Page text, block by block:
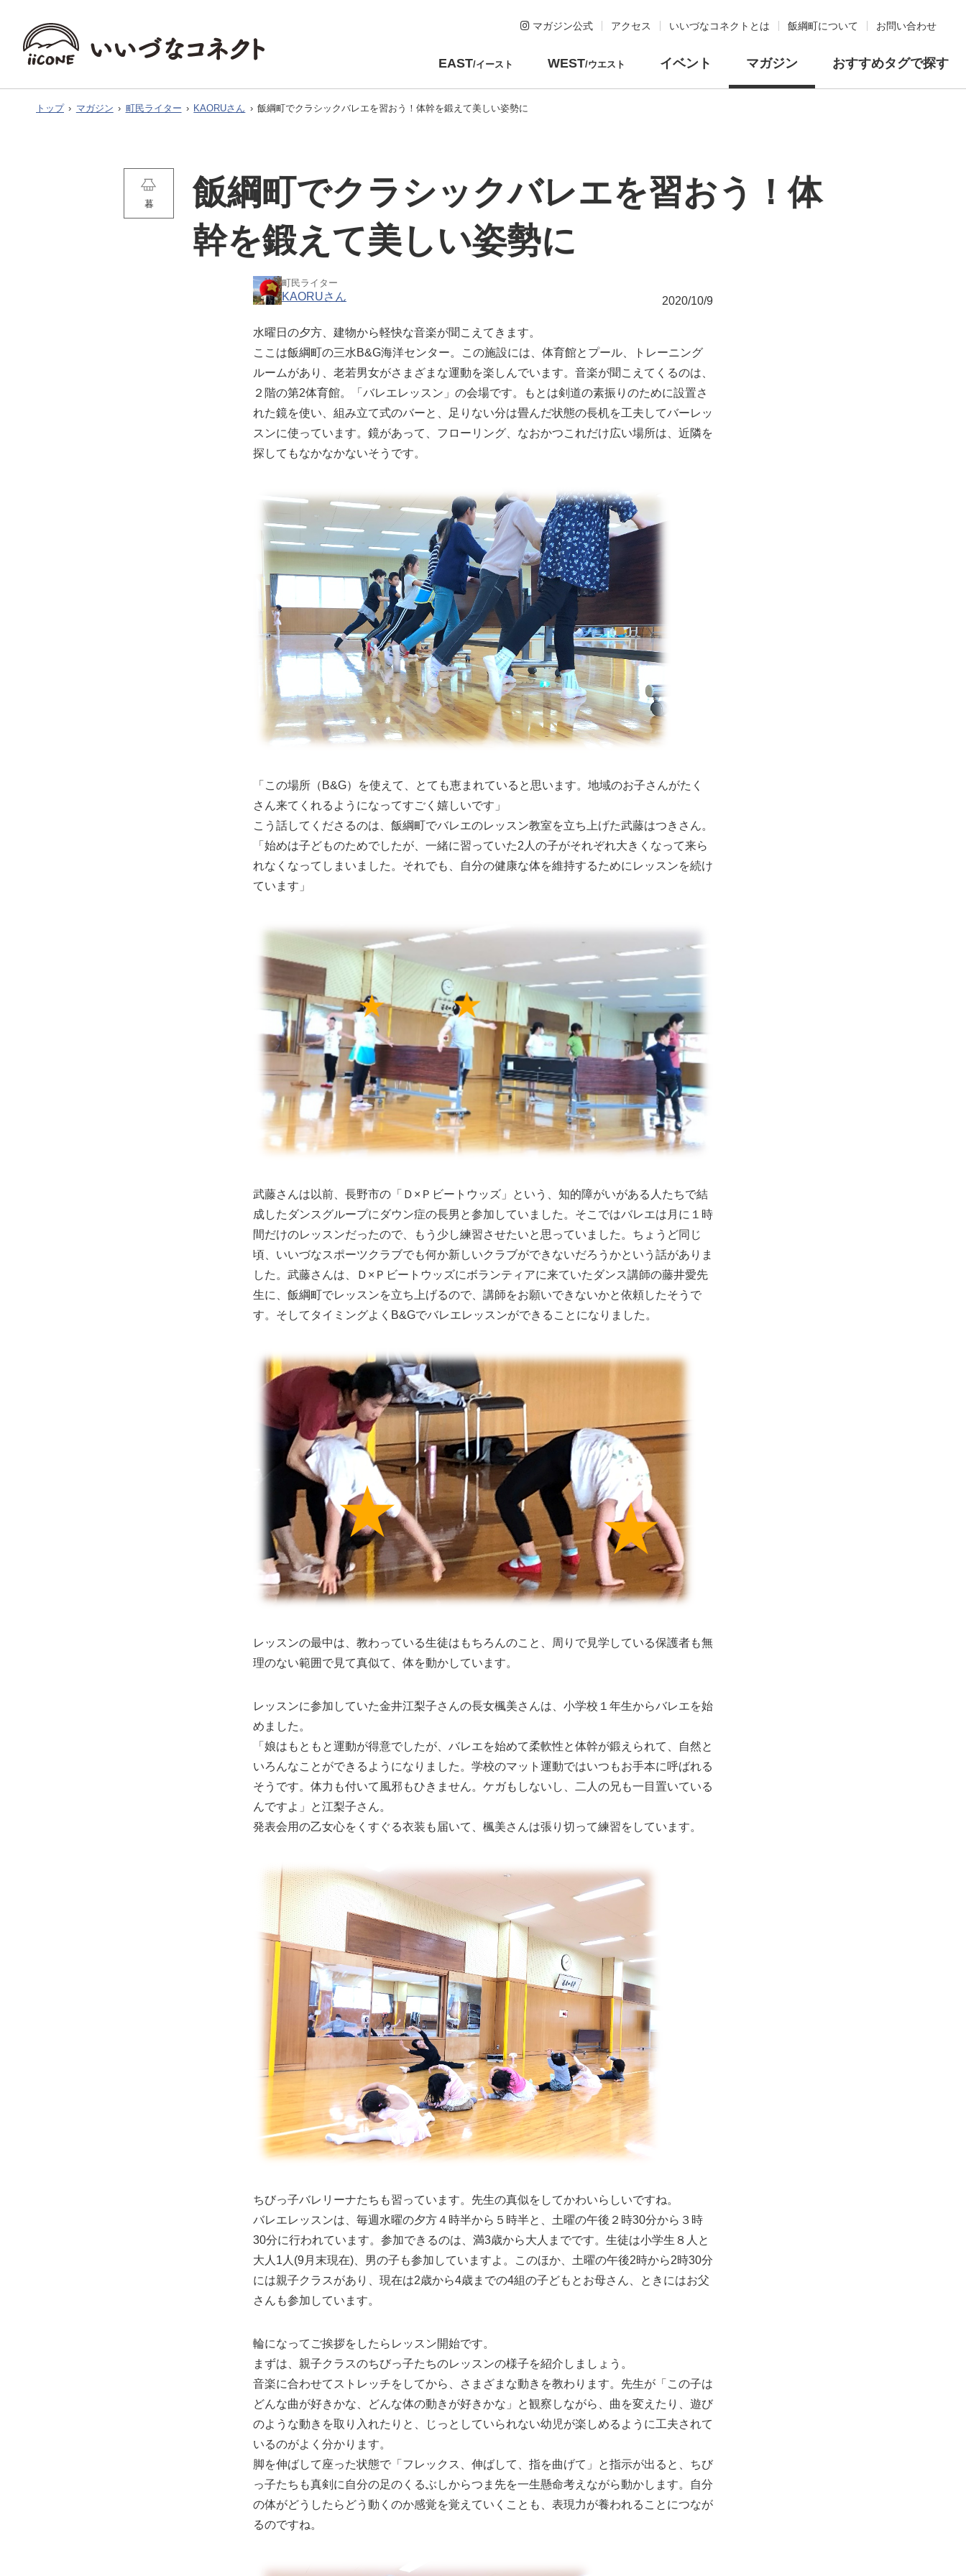
マガジン公式 アクセス いいづなコネクトとは 飯綱町について お問い合わせ
EAST/イースト WEST/ウエスト イベント マガジン おすすめタグで探す
トップ › マガジン › 町民ライター › KAORUさん › 飯綱町でクラシックバレエを習おう！体幹を鍛えて美しい姿勢に
暮
飯綱町でクラシックバレエを習おう！体
幹を鍛えて美しい姿勢に
町民ライター
KAORUさん 2020/10/9
水曜日の夕方、建物から軽快な音楽が聞こえてきます。
ここは飯綱町の三水B&G海洋センター。この施設には、体育館とプール、トレーニング
ルームがあり、老若男女がさまざまな運動を楽しんでいます。音楽が聞こえてくるのは、
２階の第2体育館。「バレエレッスン」の会場です。もとは剣道の素振りのために設置さ
れた鏡を使い、組み立て式のバーと、足りない分は畳んだ状態の長机を工夫してバーレッ
スンに使っています。鏡があって、フローリング、なおかつこれだけ広い場所は、近隣を
探してもなかなかないそうです。
「この場所（B&G）を使えて、とても恵まれていると思います。地域のお子さんがたく
さん来てくれるようになってすごく嬉しいです」
こう話してくださるのは、飯綱町でバレエのレッスン教室を立ち上げた武藤はつきさん。
「始めは子どものためでしたが、一緒に習っていた2人の子がそれぞれ大きくなって来ら
れなくなってしまいました。それでも、自分の健康な体を維持するためにレッスンを続け
ています」
武藤さんは以前、長野市の「Ｄ×Ｐビートウッズ」という、知的障がいがある人たちで結
成したダンスグループにダウン症の長男と参加していました。そこではバレエは月に１時
間だけのレッスンだったので、もう少し練習させたいと思っていました。ちょうど同じ
頃、いいづなスポーツクラブでも何か新しいクラブができないだろうかという話がありま
した。武藤さんは、Ｄ×Ｐビートウッズにボランティアに来ていたダンス講師の藤井愛先
生に、飯綱町でレッスンを立ち上げるので、講師をお願いできないかと依頼したそうで
す。そしてタイミングよくB&Gでバレエレッスンができることになりました。
レッスンの最中は、教わっている生徒はもちろんのこと、周りで見学している保護者も無
理のない範囲で見て真似て、体を動かしています。
レッスンに参加していた金井江梨子さんの長女楓美さんは、小学校１年生からバレエを始
めました。
「娘はもともと運動が得意でしたが、バレエを始めて柔軟性と体幹が鍛えられて、自然と
いろんなことができるようになりました。学校のマット運動ではいつもお手本に呼ばれる
そうです。体力も付いて風邪もひきません。ケガもしないし、二人の兄も一目置いている
んですよ」と江梨子さん。
発表会用の乙女心をくすぐる衣装も届いて、楓美さんは張り切って練習をしています。
ちびっ子バレリーナたちも習っています。先生の真似をしてかわいらしいですね。
バレエレッスンは、毎週水曜の夕方４時半から５時半と、土曜の午後２時30分から３時
30分に行われています。参加できるのは、満3歳から大人までです。生徒は小学生８人と
大人1人(9月末現在)、男の子も参加していますよ。このほか、土曜の午後2時から2時30分
には親子クラスがあり、現在は2歳から4歳までの4組の子どもとお母さん、ときにはお父
さんも参加しています。
輪になってご挨拶をしたらレッスン開始です。
まずは、親子クラスのちびっ子たちのレッスンの様子を紹介しましょう。
音楽に合わせてストレッチをしてから、さまざまな動きを教わります。先生が「この子は
どんな曲が好きかな、どんな体の動きが好きかな」と観察しながら、曲を変えたり、遊び
のような動きを取り入れたりと、じっとしていられない幼児が楽しめるように工夫されて
いるのがよく分かります。
脚を伸ばして座った状態で「フレックス、伸ばして、指を曲げて」と指示が出ると、ちび
っ子たちも真剣に自分の足のくるぶしからつま先を一生懸命考えながら動かします。自分
の体がどうしたらどう動くのか感覚を覚えていくことも、表現力が養われることにつなが
るのですね。